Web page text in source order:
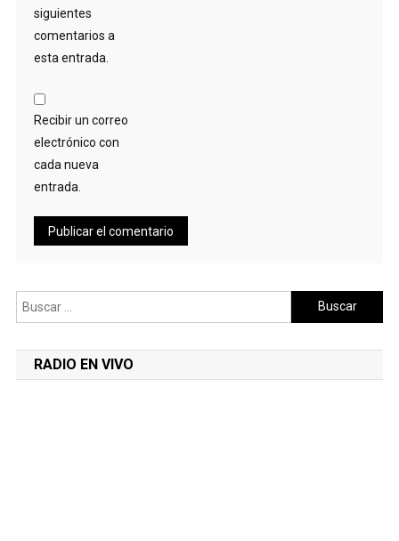
siguientes
comentarios a
esta entrada.
Recibir un correo
electrónico con
cada nueva
entrada.
Buscar:
RADIO EN VIVO